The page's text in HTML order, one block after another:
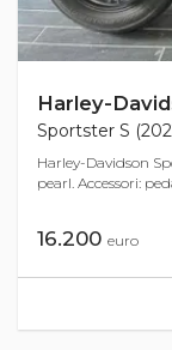
Harley-
Sportster S
Harley-Davidson
pearl. Accessori:
16.200 euro